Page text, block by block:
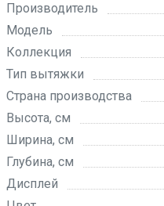
Производитель
Модель
Коллекция
Тип вытяжки
Страна производства
Высота, см
Ширина, см
Глубина, см
Дисплей